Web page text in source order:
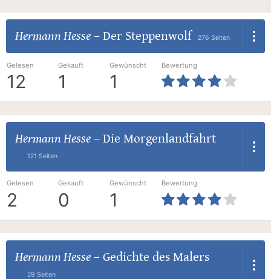
Hermann Hesse– Der Steppenwolf 276 Seiten
Gelesen
12
Gekauft
1
Gewünscht
1
Bewertung
Hermann Hesse– Die Morgenlandfahrt
121 Seiten
Gelesen
2
Gekauft
0
Gewünscht
1
Bewertung
Hermann Hesse– Gedichte des Malers
29 Seiten